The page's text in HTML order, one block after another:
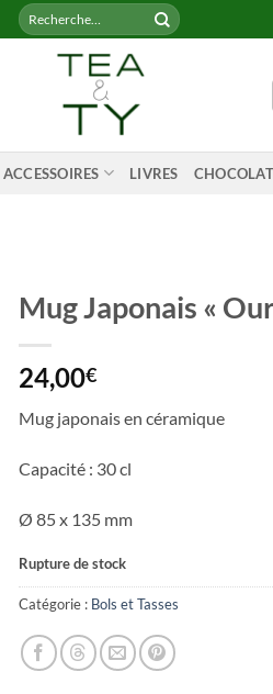
Recherche
pour :
ACCESSOIRES LIVRES
Mug Japonais «
24,00€
Mug japonais en céramique
Capacité : 30 cl
Ø 85 x 135 mm
Rupture de stock
Catégorie : Bols et Tasses